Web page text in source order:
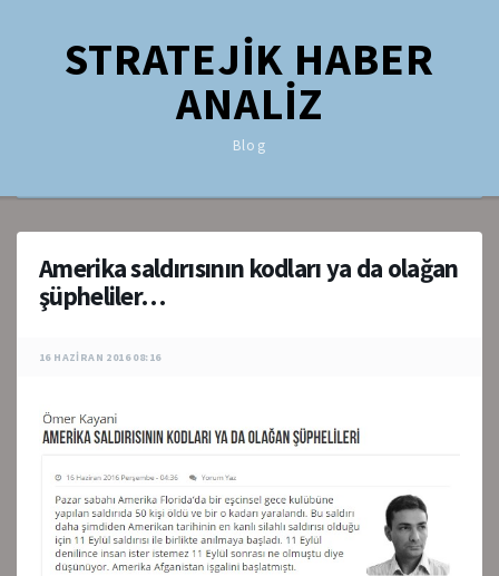
STRATEJİK HABER
ANALİZ
Blog
Amerika saldırısının kodları ya da olağan
şüpheliler…
16 HAZIRAN 2016 08:16